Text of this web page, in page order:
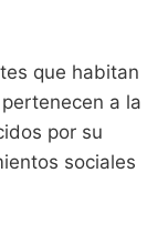
que habitan
a la
por su
sociales